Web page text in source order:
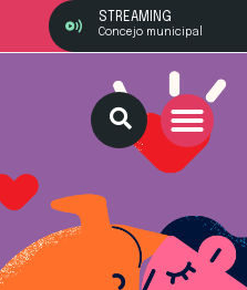
STREAMING
Concejo municipal